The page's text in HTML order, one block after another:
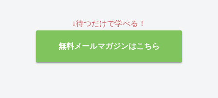
↓待つだけで学べる！
無料メールマガジンはこちら